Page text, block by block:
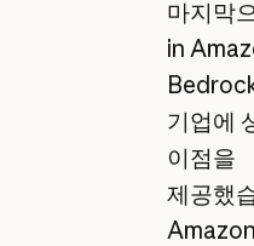
마지막
in
기업에
이점을
제공했
Amazon